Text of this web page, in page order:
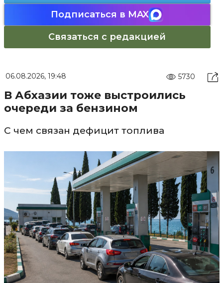
Подписаться в MAX
Связаться с редакцией
06.08.2026, 19:48 5730
В Абхазии тоже выстроились
очереди за бензином
С чем связан дефицит топлива